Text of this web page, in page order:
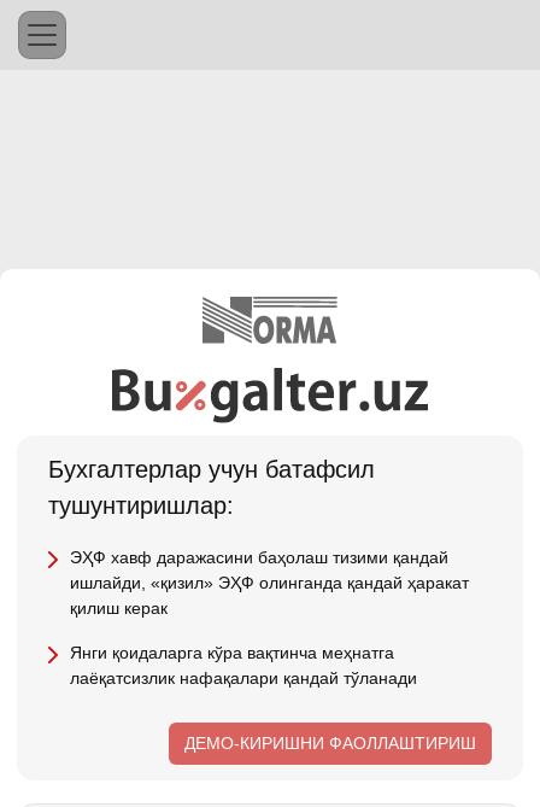
Бухгалтерлар учун батафсил
тушунтиришлар:
ЭҲФ хавф даражасини баҳолаш тизими қандай
ишлайди, «қизил» ЭҲФ олинганда қандай ҳаракат
қилиш керак
Янги қоидаларга кўра вақтинча меҳнатга
лаёқатсизлик нафақалари қандай тўланади
ДЕМО-КИРИШНИ ФАОЛЛАШТИРИШ